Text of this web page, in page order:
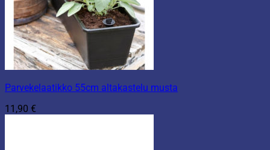
Parvekelaatikko 55cm altakastelu musta
11,90 €